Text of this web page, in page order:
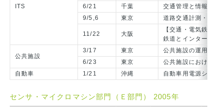
ITS
6/21
千葉
交通管理と情報シ
9/5,6
東京 道路交通計測・一
11/22 大阪
【交通・電気鉄
鉄道とインターネ
公共施設
3/17 東京
公共施設の運用形
6/23
東京
公共施設における
自動車
1/21 沖縄 自動車用電源シス
センサ・マイクロマシン部門（Ｅ部門） 2005年